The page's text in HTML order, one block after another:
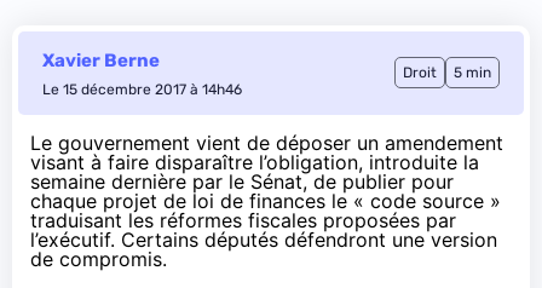
Xavier Berne
Le 15 décembre 2017 à 14h46
Droit 5 min
Le gouvernement vient de déposer un amendement
visant à faire disparaître l’obligation, introduite la
semaine dernière par le Sénat, de publier pour
chaque projet de loi de finances le « code source »
traduisant les réformes fiscales proposées par
l’exécutif. Certains députés défendront une version
de compromis.